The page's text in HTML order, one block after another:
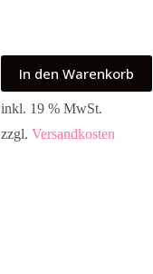
In den Warenkorb
inkl. 19 % MwSt.
zzgl.Versandkosten